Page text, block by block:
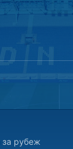
за рубеж